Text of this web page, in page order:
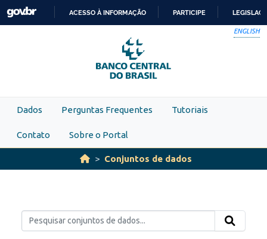
Skip to main content
PARA
O
CONTEÚDO
ACESSO À INFORMAÇÃO PARTICIPE
ENGLISH
Dados Perguntas Frequentes Tutoriais
Contato Sobre o Portal
Conjuntos de dados